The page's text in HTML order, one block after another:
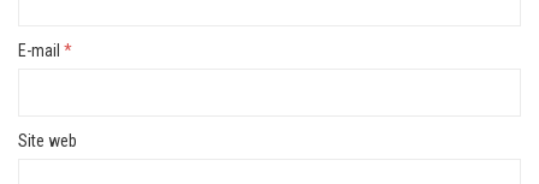
E-mail *
Site web